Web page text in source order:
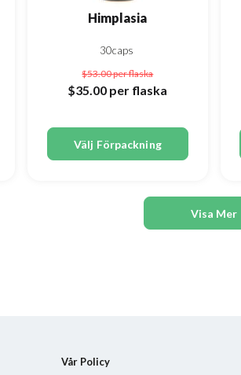
Himplasia
30caps
$53.00per flaska
$35.00 per flaska
Välj Förpackning
Visa Mer
Vår Policy